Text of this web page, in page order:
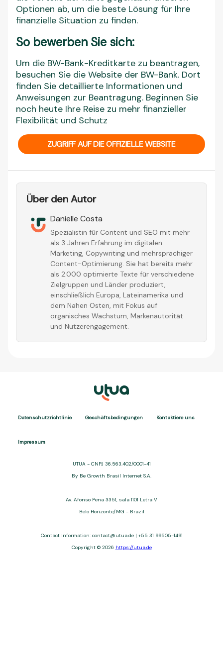
Optionen ab, um die beste Lösung für Ihre
finanzielle Situation zu finden.
So bewerben Sie sich:
Um die BW-Bank-Kreditkarte zu beantragen,
besuchen Sie die Website der BW-Bank. Dort
finden Sie detaillierte Informationen und
Anweisungen zur Beantragung. Beginnen Sie
noch heute Ihre Reise zu mehr finanzieller
Flexibilität und Schutz
ZUGRIFF AUF DIE OFFIZIELLE WEBSITE
Über den Autor
Danielle Costa
Spezialistin für Content und SEO mit mehr
als 3 Jahren Erfahrung im digitalen
Marketing, Copywriting und mehrsprachiger
Content-Optimierung. Sie hat bereits mehr
als 2.000 optimierte Texte für verschiedene
Zielgruppen und Länder produziert,
einschließlich Europa, Lateinamerika und
dem Nahen Osten, mit Fokus auf
organisches Wachstum, Markenautorität
und Nutzerengagement.
Datenschutzrichtlinie Geschäftsbedingungen Kontaktiere uns
Impressum
UTUA - CNPJ 36.563.402/0001-41
By Be Growth Brasil Internet S.A.
Av. Afonso Pena 3351, sala 1101 Letra V
Belo Horizonte/MG - Brazil
Contact Information: contact@utua.de | +55 31 99505-1491
Copyright © 2026 https://utua.de